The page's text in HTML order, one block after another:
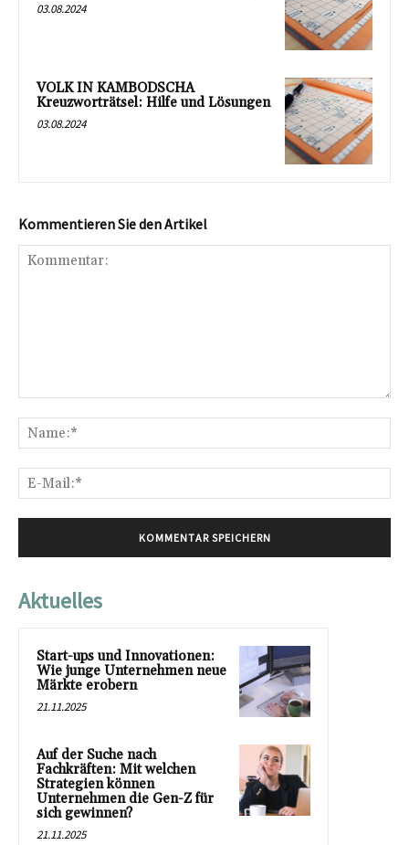
03.08.2024
VOLK IN KAMBODSCHA
Kreuzworträtsel: Hilfe und Lösungen
03.08.2024
Kommentieren Sie den Artikel
Aktuelles
Start-ups und Innovationen:
Wie junge Unternehmen neue
Märkte erobern
21.11.2025
Auf der Suche nach
Fachkräften: Mit welchen
Strategien können
Unternehmen die Gen-Z für
sich gewinnen?
21.11.2025